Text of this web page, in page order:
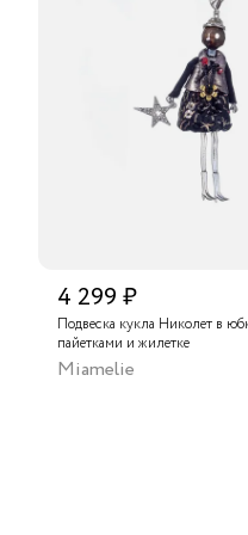
4 299 ₽
Подвеска кукла Николет в
пайетками и жилетке
Miamelie